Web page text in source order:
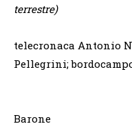
terrestre)
telecronaca Antonio
Pellegrini;
Diretta
Barone